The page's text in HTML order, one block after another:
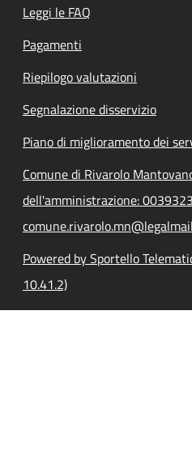
Leggi le FAQ
Pagamenti
Riepilogo valutazioni
Segnalazione disservizio
Piano di miglioramento dei
Comune di Rivarolo
dell'amministrazione:
Powered by Sportello
10.41.2)